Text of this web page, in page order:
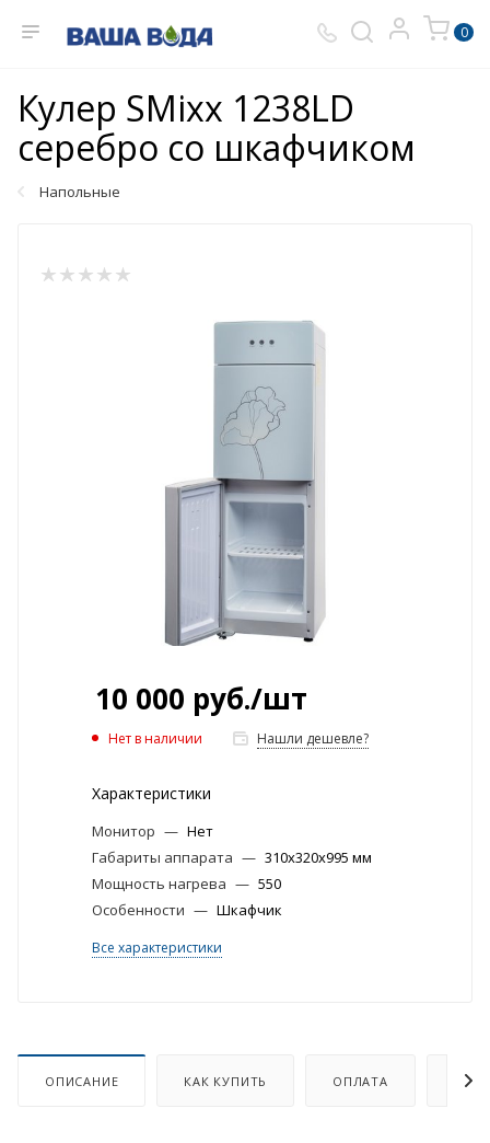
0
Кулер SMixx 1238LD
серебро со шкафчиком
Напольные
10 000 руб./шт
Нет в наличии Нашли дешевле?
Характеристики
Монитор — Нет
Габариты аппарата — 310х320х995 мм
Мощность нагрева — 550
Особенности — Шкафчик
Все характеристики
ОПИСАНИЕ КАК КУПИТЬ ОПЛАТА